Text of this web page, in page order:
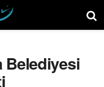
Belediyesi